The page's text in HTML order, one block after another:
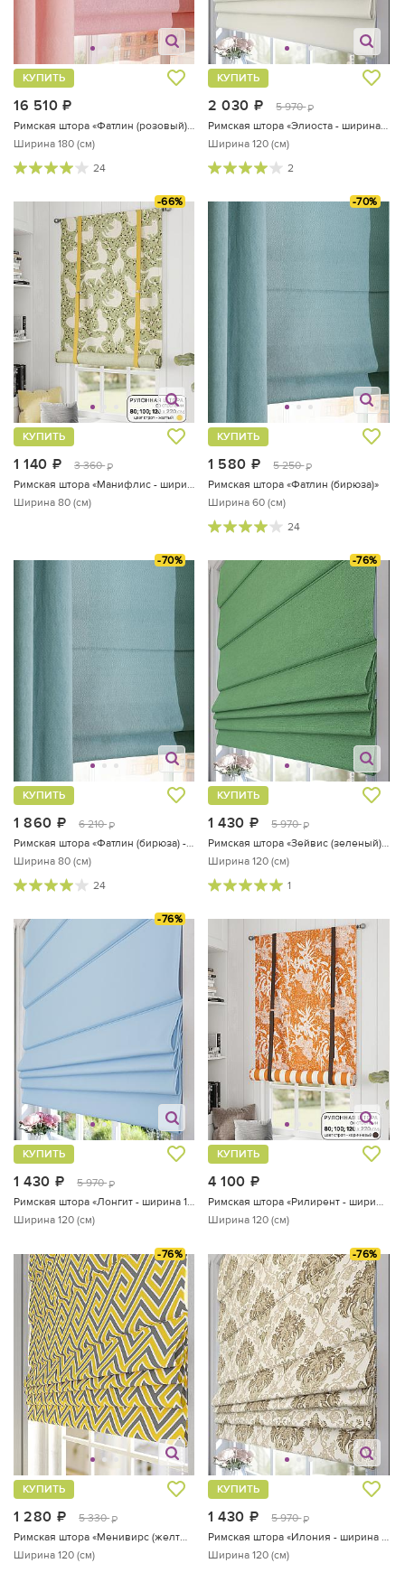
16 510
КУПИТЬ
Ширина 180 (см)
24
2 030 руб.
5 970 руб.
КУПИТЬ
Ширина 120 (см)
2
-66%
1 140 руб.
3 360 руб.
КУПИТЬ
Римская штора «Манифлис - ширина 80 см»
Ширина 80 (см)
-70%
1 580 руб.
5 250 руб.
КУПИТЬ
Римская штора «Фатлин (бирюза)»
Ширина 60 (см)
24
-70%
1 860 руб.
6 210 руб.
КУПИТЬ
Римская штора «Фатлин (бирюза) - ширина 80 см.»
Ширина 80 (см)
24
-76%
1 430 руб.
5 970 руб.
КУПИТЬ
Римская штора «Зейвис (зеленый) - ширина 120 см»
Ширина 120 (см)
1
-76%
1 430 руб.
5 970 руб.
КУПИТЬ
Римская штора «Лонгит - ширина 120 см.»
Ширина 120 (см)
4 100
КУПИТЬ
Римская штора «Рилирент - ширина 120 см»
Ширина 120 (см)
-76%
1 280 руб.
5 330 руб.
КУПИТЬ
Римская штора «Менивирс (желтый) - ширина 120 см»
Ширина 120 (см)
-76%
1 430 руб.
5 970 руб.
КУПИТЬ
Римская штора «Илония - ширина 120 см.»
Ширина 120 (см)